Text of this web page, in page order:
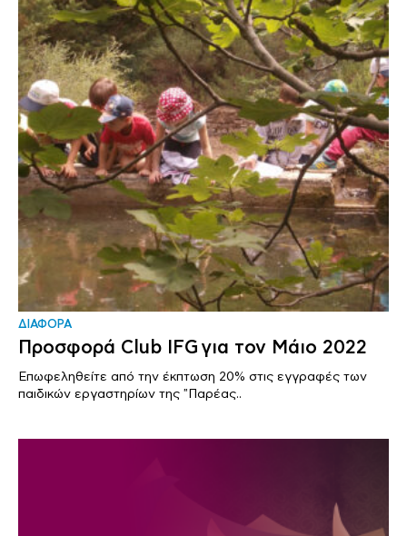
ΔΙΑΦΟΡΑ
Προσφορά Club IFG για τον Μάιο 2022
Επωφεληθείτε από την έκπτωση 20% στις εγγραφές των
παιδικών εργαστηρίων της "Παρέας..